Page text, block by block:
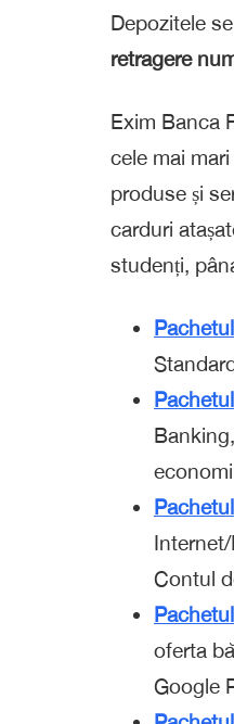
Depozitele
retragere
Exim Banca
cele mai
produse și
carduri
studenți,
Contul
oferta
Google